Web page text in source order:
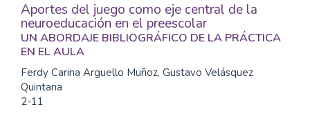
Aportes del juego como eje central de la
neuroeducación en el preescolar
UN ABORDAJE BIBLIOGRÁFICO DE LA PRÁCTICA
EN EL AULA
Ferdy Carina Arguello Muñoz, Gustavo Velásquez
Quintana
2-11